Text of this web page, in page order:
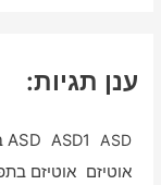
ענן תגיות:
ASD
ASD1 ASD בתפקוד גבוה
אוטיזם אוטיזם